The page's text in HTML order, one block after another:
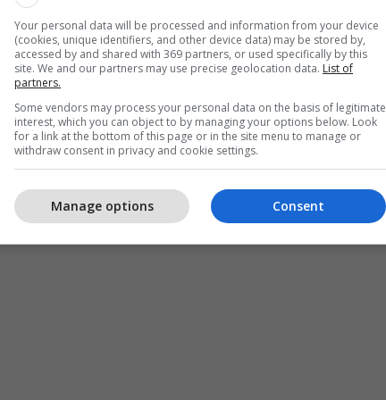
i fishkëllejnë lojtarët. Por, është fjala për një
i nxit ata (tifozët). Po flasim për tifozët që e
sezone dhe ka zhvilluar disa ndeshje të mira,
tifozët në atë mënyrë".
falje, sepse është kapiten. Duhet të kërkojë falje.
dashur të kishte kërkuar falje. Ai është njeriu
kapiten. Ajo nuk është sjellë e një kapiteni", ka
emisionin Match of the Day të BBC-së.
Your personal data will be processed and information from your device
(cookies, unique identifiers, and other device data) may be stored by,
accessed by and shared with 369 partners, or used specifically by this
site. We and our partners may use precise geolocation data. List of
partners.
Some vendors may process your personal data on the basis of legitimate
interest, which you can object to by managing your options below. Look
for a link at the bottom of this page or in the site menu to manage or
withdraw consent in privacy and cookie settings.
Consent
Manage options